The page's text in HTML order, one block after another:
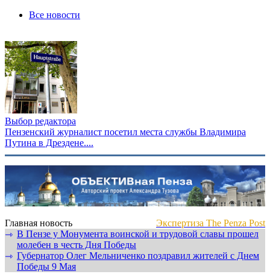
Все новости
Выбор редактора
Пензенский журналист посетил места службы Владимира
Путина в Дрездене....
Главная новость
Экспертиза The Penza Post
⇾ В Пензе у Монумента воинской и трудовой славы прошел
молебен в честь Дня Победы
⇾ Губернатор Олег Мельниченко поздравил жителей с Днем
Победы 9 Мая